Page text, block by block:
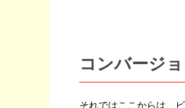
コンバージ
それではここからは、